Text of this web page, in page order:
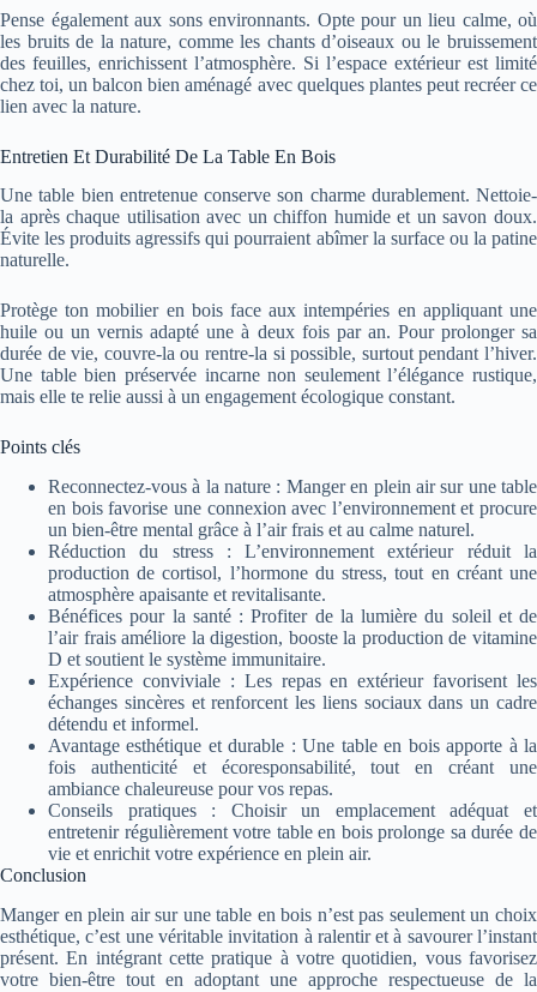
Pense également aux sons environnants. Opte pour un lieu calme, où
les bruits de la nature, comme les chants d’oiseaux ou le bruissement
des feuilles, enrichissent l’atmosphère. Si l’espace extérieur est limité
chez toi, un balcon bien aménagé avec quelques plantes peut recréer ce
lien avec la nature.
Entretien Et Durabilité De La Table En Bois
Une table bien entretenue conserve son charme durablement. Nettoie-
la après chaque utilisation avec un chiffon humide et un savon doux.
Évite les produits agressifs qui pourraient abîmer la surface ou la patine
naturelle.
Protège ton mobilier en bois face aux intempéries en appliquant une
huile ou un vernis adapté une à deux fois par an. Pour prolonger sa
durée de vie, couvre-la ou rentre-la si possible, surtout pendant l’hiver.
Une table bien préservée incarne non seulement l’élégance rustique,
mais elle te relie aussi à un engagement écologique constant.
Points clés
Reconnectez-vous à la nature : Manger en plein air sur une table
en bois favorise une connexion avec l’environnement et procure
un bien-être mental grâce à l’air frais et au calme naturel.
Réduction du stress : L’environnement extérieur réduit la
production de cortisol, l’hormone du stress, tout en créant une
atmosphère apaisante et revitalisante.
Bénéfices pour la santé : Profiter de la lumière du soleil et de
l’air frais améliore la digestion, booste la production de vitamine
D et soutient le système immunitaire.
Expérience conviviale : Les repas en extérieur favorisent les
échanges sincères et renforcent les liens sociaux dans un cadre
détendu et informel.
Avantage esthétique et durable : Une table en bois apporte à la
fois authenticité et écoresponsabilité, tout en créant une
ambiance chaleureuse pour vos repas.
Conseils pratiques : Choisir un emplacement adéquat et
entretenir régulièrement votre table en bois prolonge sa durée de
vie et enrichit votre expérience en plein air.
Conclusion
Manger en plein air sur une table en bois n’est pas seulement un choix
esthétique, c’est une véritable invitation à ralentir et à savourer l’instant
présent. En intégrant cette pratique à votre quotidien, vous favorisez
votre bien-être tout en adoptant une approche respectueuse de la